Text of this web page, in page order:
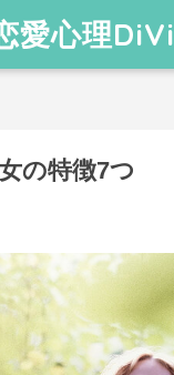
愛心理DiVi
の特徴7つ